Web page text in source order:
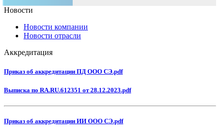
Новости
Новости компании
Новости отрасли
Аккредитация
Приказ об аккредитации ПД ООО СЭ.pdf
Выписка по RA.RU.612351 от 28.12.2023.pdf
Приказ об аккредитации ИИ ООО СЭ.pdf